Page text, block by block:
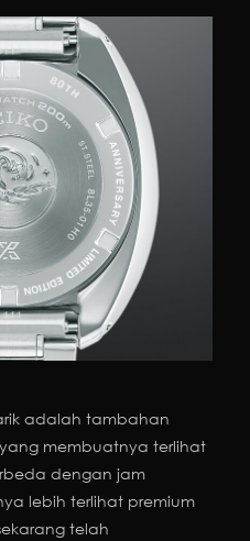
adalah tambahan
membuatnya terlihat
dengan jam
lebih terlihat premium
telah